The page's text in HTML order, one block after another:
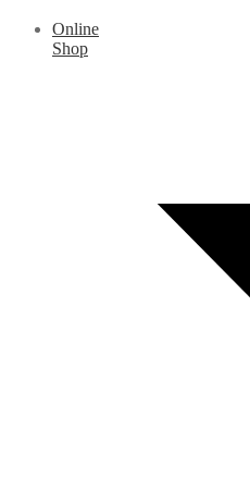
Online
Shop